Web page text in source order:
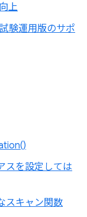
上
験運用版のサポ
スを設定しては
スキャン関数